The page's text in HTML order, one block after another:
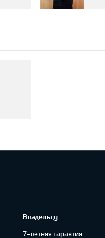
Владельцу
7-летняя гарантия